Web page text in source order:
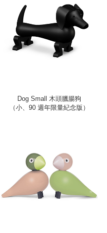
Dog Small 木頭臘腸狗
（小、90 週年限量紀念版）